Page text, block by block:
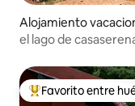
Alojamiento
el lago de
De los mejores en
Favorito entre